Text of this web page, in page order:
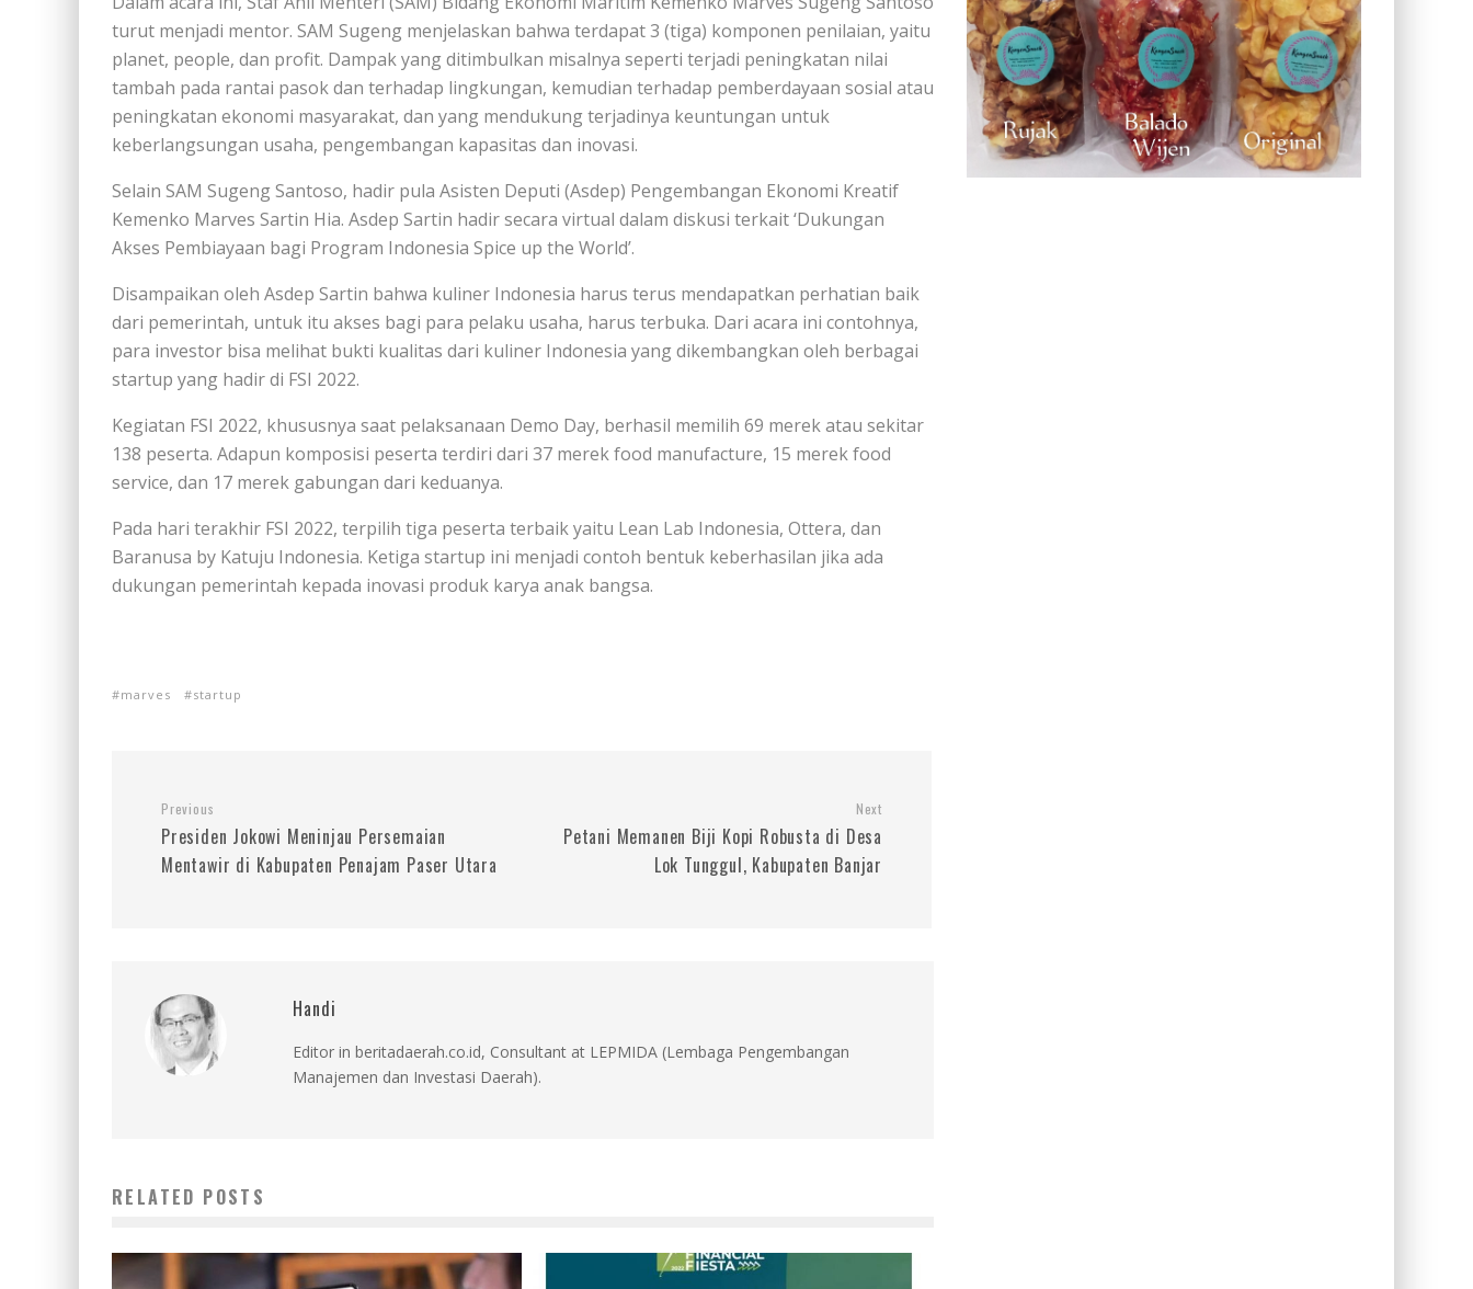
turut menjadi mentor. SAM Sugeng menjelaskan bahwa terdapat 3 (tiga) komponen penilaian, yaitu
planet, people, dan profit. Dampak yang ditimbulkan misalnya seperti terjadi peningkatan nilai
tambah pada rantai pasok dan terhadap lingkungan, kemudian terhadap pemberdayaan sosial atau
peningkatan ekonomi masyarakat, dan yang mendukung terjadinya keuntungan untuk
keberlangsungan usaha, pengembangan kapasitas dan inovasi.
Selain SAM Sugeng Santoso, hadir pula Asisten Deputi (Asdep) Pengembangan Ekonomi Kreatif
Kemenko Marves Sartin Hia. Asdep Sartin hadir secara virtual dalam diskusi terkait ‘Dukungan
Akses Pembiayaan bagi Program Indonesia Spice up the World’.
Disampaikan oleh Asdep Sartin bahwa kuliner Indonesia harus terus mendapatkan perhatian baik
dari pemerintah, untuk itu akses bagi para pelaku usaha, harus terbuka. Dari acara ini contohnya,
para investor bisa melihat bukti kualitas dari kuliner Indonesia yang dikembangkan oleh berbagai
startup yang hadir di FSI 2022.
Kegiatan FSI 2022, khususnya saat pelaksanaan Demo Day, berhasil memilih 69 merek atau sekitar
138 peserta. Adapun komposisi peserta terdiri dari 37 merek food manufacture, 15 merek food
service, dan 17 merek gabungan dari keduanya.
Pada hari terakhir FSI 2022, terpilih tiga peserta terbaik yaitu Lean Lab Indonesia, Ottera, dan
Baranusa by Katuju Indonesia. Ketiga startup ini menjadi contoh bentuk keberhasilan jika ada
dukungan pemerintah kepada inovasi produk karya anak bangsa.
marves startup
Previous
Presiden Jokowi Meninjau Persemaian
Mentawir di Kabupaten Penajam Paser Utara
Next
Petani Memanen Biji Kopi Robusta di Desa
Lok Tunggul, Kabupaten Banjar
Handi
Editor in beritadaerah.co.id, Consultant at LEPMIDA (Lembaga Pengembangan
Manajemen dan Investasi Daerah).
RELATED POSTS